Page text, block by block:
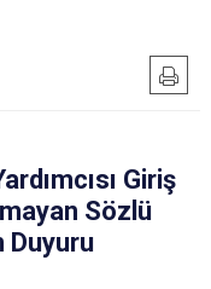
Giriş
Sözlü
Duyuru